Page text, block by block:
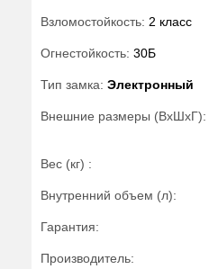
Взломостойкость: 2 класс
Огнестойкость: 30Б
Тип замка: Электронный
Внешние размеры (ВхШхГ):
Вес (кг) :
Внутренний объем (л):
Гарантия:
Производитель: